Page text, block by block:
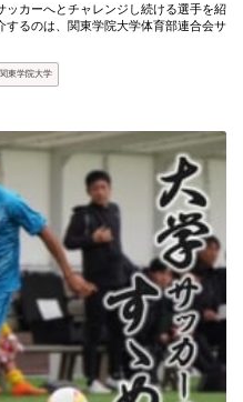
カーへとチャレンジし続ける選手を紹
るのは、関東学院大学体育部連合会サ
関東学院大学